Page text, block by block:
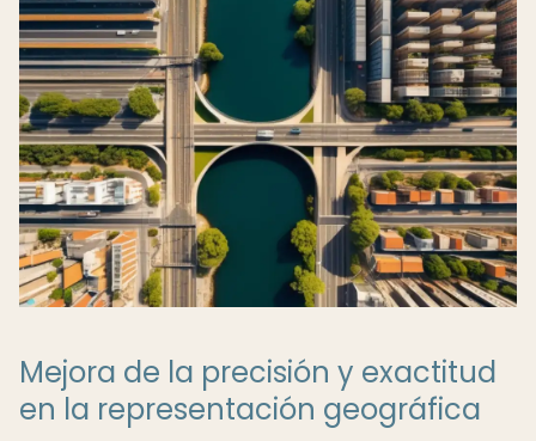
Mejora de la precisión y exactitud
en la representación geográfica